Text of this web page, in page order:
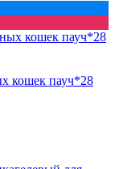
кошек пауч*28